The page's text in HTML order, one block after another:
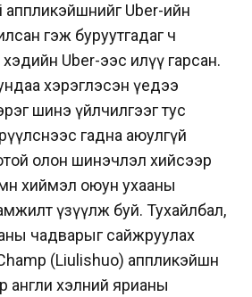
аппликэйшнийг Uber-ийн
гэж буруутгадаг ч
Uber-ээс илүү гарсан.
хэрэглэсэн үедээ
шинэ үйлчилгээг тус
гадна аюулгүй
олон шинэчлэл хийсээр
хиймэл оюун ухааны
үзүүлж буй. Тухайлбал,
чадварыг сайжруулах
(Liulishuo) аппликэйшн
англи хэлний ярианы